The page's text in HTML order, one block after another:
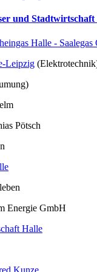
und
Halle - Saalegas
Leipzig
Pötsch
Energie GmbH
Halle
Kunze